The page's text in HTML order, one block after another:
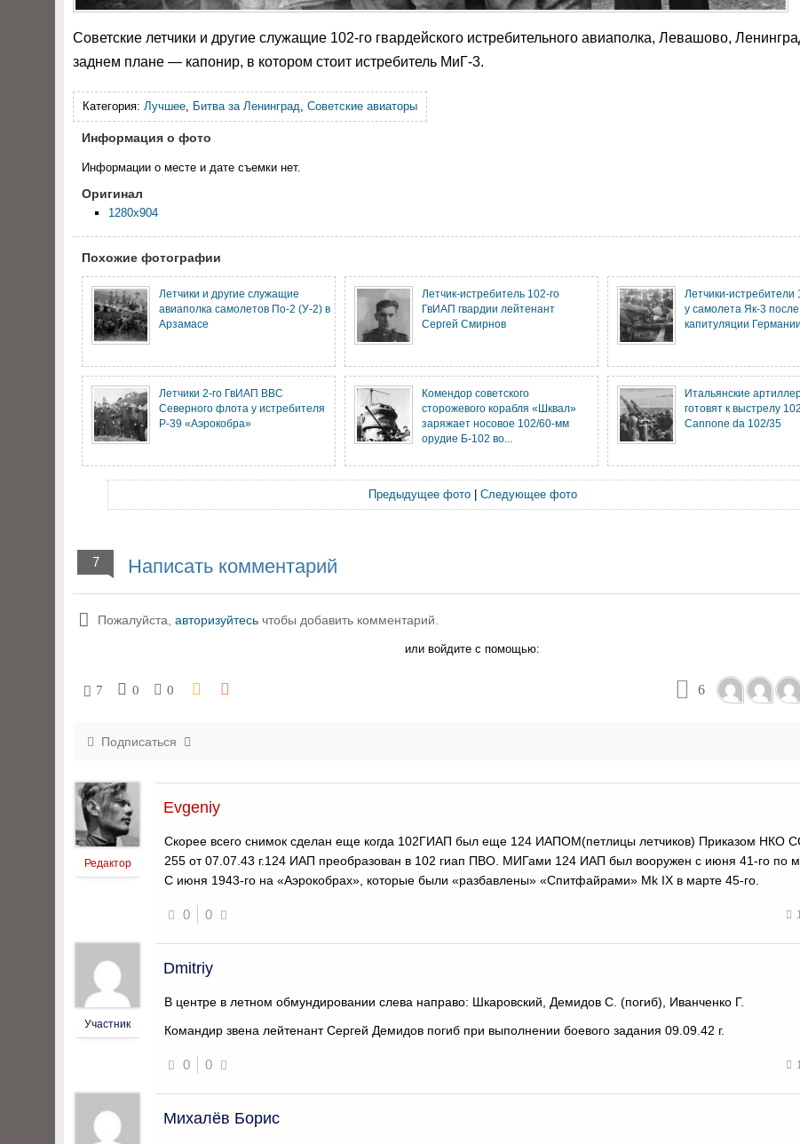
Советские летчики и другие служащие 102-го гвардейского истребительного авиаполка, Левашово,
заднем плане — капонир, в котором стоит истребитель МиГ-3.
Категория: Лучшее, Битва за Ленинград, Советские авиаторы
Информация о фото
Информации о месте и дате съемки нет.
Оригинал
1280x904
Похожие фотографии
Летчики и другие служащие
авиаполка самолетов По-2 (У-2) в
Арзамасе
Летчик-истребитель 102-го
ГвИАП гвардии лейтенант
Сергей Смирнов
Летчики-истребители
у самолета Як-3 после
капитуляции Германии
Летчики 2-го ГвИАП ВВС
Северного флота у истребителя
P-39 «Аэрокобра»
Комендор советского
сторожевого корабля «Шквал»
заряжает носовое 102/60-мм
орудие Б-102 во...
Итальянские
готовят к выстрелу
Cannone da 102/35
Предыдущее фото| Следующее фото
7 Написать комментарий
Пожалуйста, авторизуйтесь чтобы добавить комментарий.
или войдите с помощью:
7 0 0 6
Подписаться
Редактор
Evgeniy
Скорее всего снимок сделан еще когда 102ГИАП был еще 124 ИАПОМ(петлицы летчиков) Приказом НКО
255 от 07.07.43 г.124 ИАП преобразован в 102 гиап ПВО. МИГами 124 ИАП был вооружен с июня 41-го по
С июня 1943-го на «Аэрокобрах», которые были «разбавлены» «Спитфайрами» Mk IX в марте 45-го.
0 0
Участник
Dmitriy
В центре в летном обмундировании слева направо: Шкаровский, Демидов С. (погиб), Иванченко Г.
Командир звена лейтенант Сергей Демидов погиб при выполнении боевого задания 09.09.42 г.
0 0
Михалёв Борис